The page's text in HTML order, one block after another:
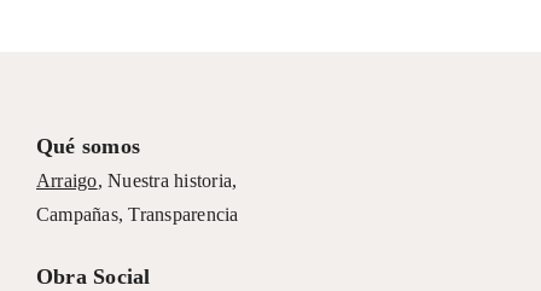
Qué somos
Arraigo,Nuestra historia,
Campañas, Transparencia
Obra Social